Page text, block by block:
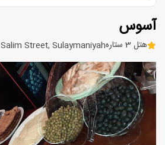
آسوس
هتل 3 ستاره Salim Street, Sulaymaniyah